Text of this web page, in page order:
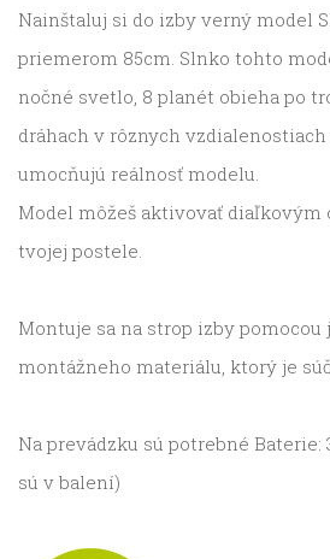
Nainštaluj si do izby verný model
priemerom 85cm. Slnko tohto
nočné svetlo, 8 planét obieha po
dráhach v rôznych
umocňujú reálnosť modelu.
Model môžeš aktivovať diaľkovým
tvojej postele.
Montuje sa na strop izby pomocou
montážneho materiálu, ktorý je
Na prevádzku sú potrebné Baterie:
sú v balení)